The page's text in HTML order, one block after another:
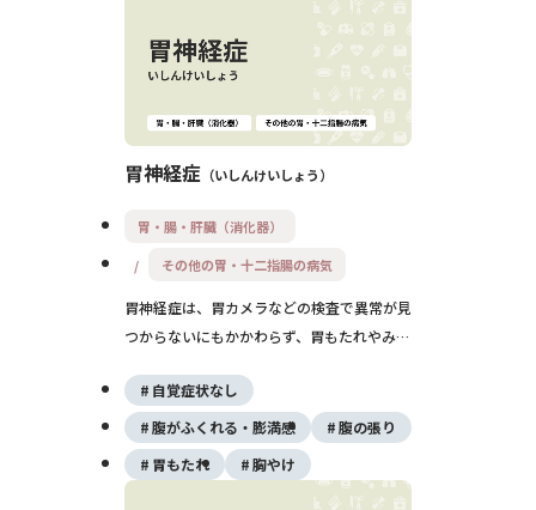
胃神経症 いしんけいしょう
胃・腸・肝臓（消化器）
その他の胃・十二指腸の病気
胃神経症は、胃カメラなどの検査で異常が見
つからないにもかかわらず、胃もたれやみぞ
を指します。ストレスや自律神経の乱れが深
く関係しており、機能性ディスペプシアの一
種とされています。治療には薬物療法に加え
て、生活習慣や心理的な側面への対応も重要
自覚症状なし
腹がふくれる・膨満感
腹の張り
胃もたれ
胸やけ